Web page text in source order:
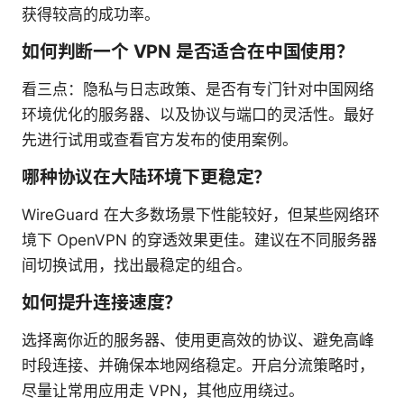
获得较高的成功率。
如何判断一个 VPN 是否适合在中国使用？
看三点：隐私与日志政策、是否有专门针对中国网络
环境优化的服务器、以及协议与端口的灵活性。最好
先进行试用或查看官方发布的使用案例。
哪种协议在大陆环境下更稳定？
WireGuard 在大多数场景下性能较好，但某些网络环
境下 OpenVPN 的穿透效果更佳。建议在不同服务器
间切换试用，找出最稳定的组合。
如何提升连接速度？
选择离你近的服务器、使用更高效的协议、避免高峰
时段连接、并确保本地网络稳定。开启分流策略时，
尽量让常用应用走 VPN，其他应用绕过。